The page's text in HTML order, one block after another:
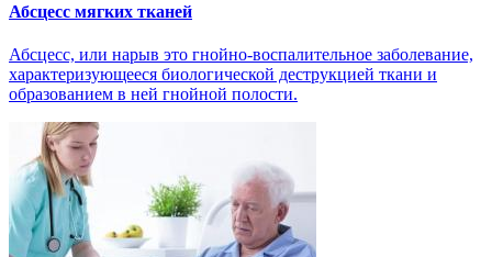
Абсцесс мягких тканей
Абсцесс, или нарыв это гнойно-воспалительное заболевание,
характеризующееся биологической деструкцией ткани и
образованием в ней гнойной полости.